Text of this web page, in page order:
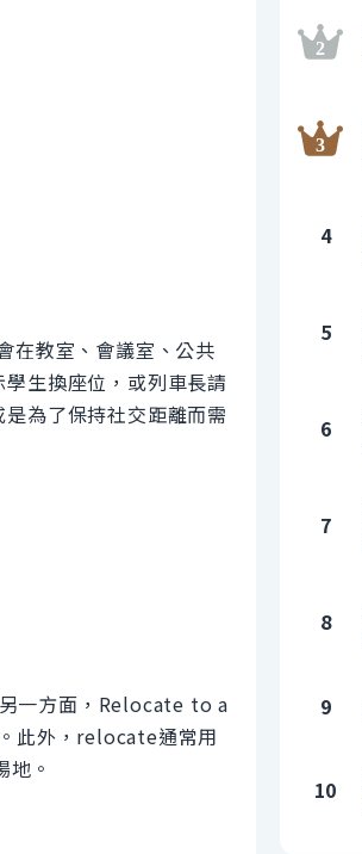
在教室、會議室、公共
生換座位，或列車長請
為了保持社交距離而需
一方面，Relocate to a
此外，relocate通常用
。
4
5
6
7
8
9
10